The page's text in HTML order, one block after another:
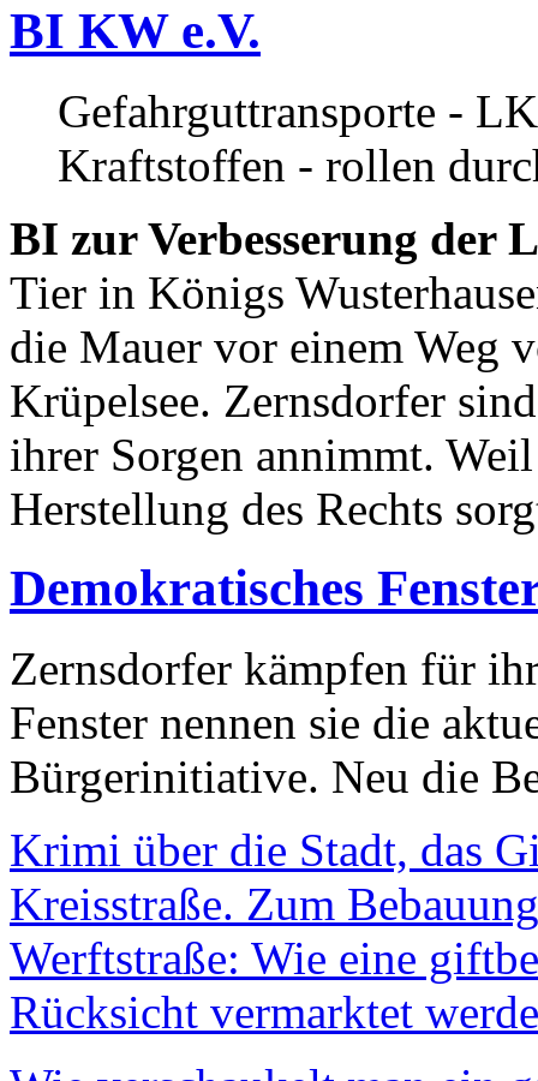
BI KW e.V.
Gefahrguttransporte -
Kraftstoffen - rollen
BI zur Verbesserung der
Tier in Königs
die Mauer vor einem Weg
Krüpelsee. Zernsdorfer
ihrer Sorgen annimmt.
Herstellung des Rechts
Demokratisches
Zernsdorfer kämpfen für
Fenster nennen sie die
Bürgerinitiative. Neu die
Krimi über die Stadt, das
Kreisstraße. Zum
Werftstraße: Wie eine
Rücksicht vermarktet